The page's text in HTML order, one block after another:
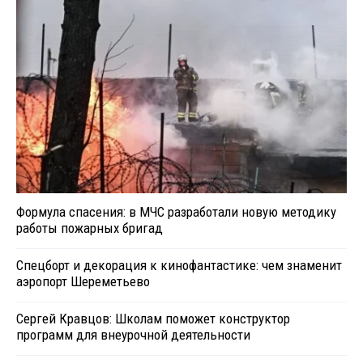
Формула спасения: в МЧС разработали новую методику
работы пожарных бригад
Спецборт и декорация к кинофантастике: чем знаменит
аэропорт Шереметьево
Сергей Кравцов: Школам поможет конструктор
программ для внеурочной деятельности